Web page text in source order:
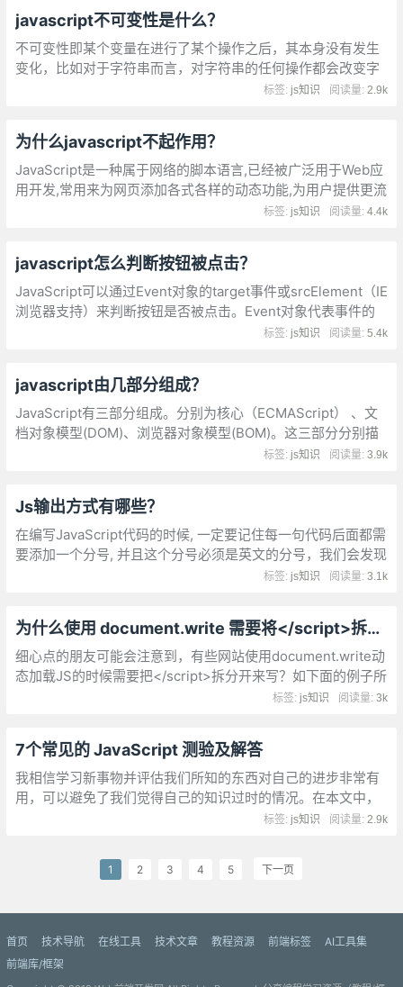
javascript不可变性是什么？
不可变性即某个变量在进行了某个操作之后，其本身没有发生
变化，比如对于字符串而言，对字符串的任何操作都会改变字
符串本身的值，而是在字符串的基础上复制出来一个然后再改
阅读量: 2.9k
标签:js知识
为什么javascript不起作用？
JavaScript是一种属于网络的脚本语言,已经被广泛用于Web应
用开发,常用来为网页添加各式各样的动态功能,为用户提供更流
畅美观的浏览效果。通常JavaScript脚本是通过嵌入在HTML
阅读量:4.4k
标签:js知识
javascript怎么判断按钮被点击？
JavaScript可以通过Event对象的target事件或srcElement（IE
浏览器支持）来判断按钮是否被点击。Event对象代表事件的
状态，比如事件在其中发生的元素、键盘按键的状态、鼠标的
阅读量:5.4k
标签:js知识
javascript由几部分组成？
JavaScript有三部分组成。分别为核心（ECMAScript） 、文
档对象模型(DOM)、浏览器对象模型(BOM)。这三部分分别描
述了该语言的语法和基本对象、处理网页内容的方法和接口、
阅读量:3.9k
标签:js知识
Js输出方式有哪些？
在编写JavaScript代码的时候, 一定要记住每一句代码后面都需
要添加一个分号, 并且这个分号必须是英文的分号，我们会发现
有时候不写分号程序也能够运行, 这里并不是因为不需要分号,
阅读量:3.1k
标签:js知识
为什么使用 document.write 需要将</script>拆分开？
细心点的朋友可能会注意到，有些网站使用document.write动
态加载JS的时候需要把</script>拆分开来写？如下面的例子所
示：因此，我们可以猜出原因可能是，</script> 如果不拆开，
阅读量:3k
标签:js知识
7个常见的 JavaScript 测验及解答
我相信学习新事物并评估我们所知的东西对自己的进步非常有
用，可以避免了我们觉得自己的知识过时的情况。在本文中，
我将介绍一些常见的 JavaScript 知识。请享用！
阅读量: 2.9k
标签:js知识
1 2 3 4 5 下一页
首页 技术导航 在线工具 技术文章 教程资源 前端标签
AI工具集
前端库/框架